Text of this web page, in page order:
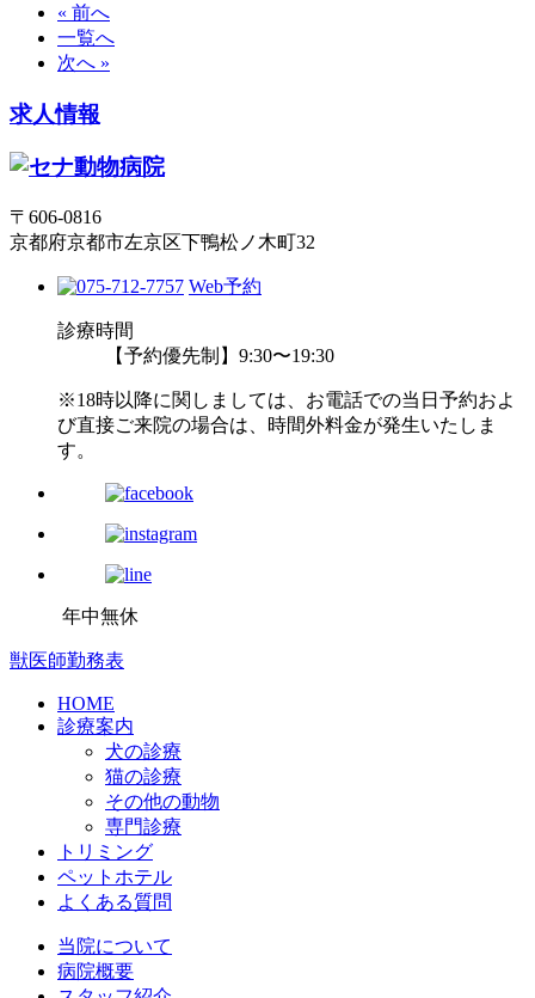
« 前へ
一覧へ
次へ »
求人情報
〒606-0816
京都府京都市左京区下鴨松ノ木町32
Web予約
診療時間
【予約優先制】9:30〜19:30
※18時以降に関しましては、お電話での当日予約およ
び直接ご来院の場合は、時間外料金が発生いたしま
す。
年中無休
獣医師勤務表
HOME
診療案内
犬の診療
猫の診療
その他の動物
専門診療
トリミング
ペットホテル
よくある質問
当院について
病院概要